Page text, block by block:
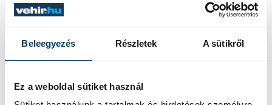
Beleegyezés Részletek A sütikről
Ez a weboldal sütiket használ
gondolkodunk, és ugye ott
az ötkarikás játékokat követi
majd egy hazai rendezésű
Európa-bajnokság is. Ezért
hosszú távú tervet állítunk
majd fel, méghozzá rövid